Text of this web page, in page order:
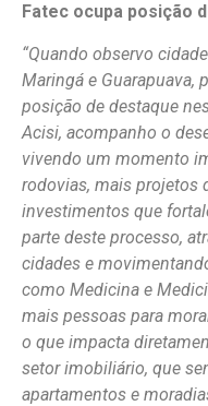
Fatec ocupa posição
“Quando observo
Maringá e Guarapuava,
posição de destaque
Acisi, acompanho o
vivendo um momento
rodovias, mais projetos
investimentos que
parte deste processo,
cidades e
como Medicina e
mais pessoas para
o que impacta
setor imobiliário, que
apartamentos e